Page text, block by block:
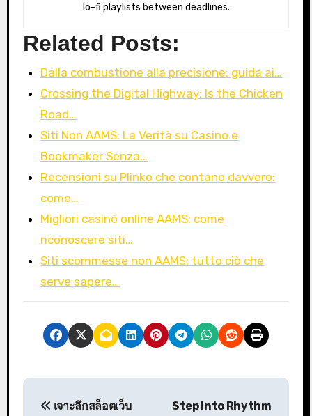
lo-fi playlists between deadlines.
Related Posts:
Dalla combustione alla precisione: guida ai…
Crossing the Digital Highway: Is the Chicken
Road…
Siti Non AAMS: La Verità su Casino e
Bookmaker Senza…
Recensioni su Plinko che contano davvero:
come…
Migliori casinò online AAMS: come
riconoscere siti…
Siti scommesse non AAMS: tutto ciò che
serve sapere…
P
เจาะลึกสล็อตเว็บ
Step Into Rhythm